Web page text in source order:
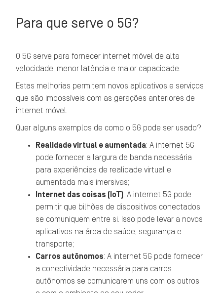
Para que serve o 5G?
O 5G serve para fornecer internet móvel de alta
velocidade, menor latência e maior capacidade.
Estas melhorias permitem novos aplicativos e serviços
que são impossíveis com as gerações anteriores de
internet móvel.
Quer alguns exemplos de como o 5G pode ser usado?
Realidade virtual e aumentada: A internet 5G
pode fornecer a largura de banda necessária
para experiências de realidade virtual e
aumentada mais imersivas;
Internet das coisas (IoT) : A internet 5G pode
permitir que bilhões de dispositivos conectados
se comuniquem entre si. Isso pode levar a novos
aplicativos na área de saúde, segurança e
transporte;
Carros autônomos: A internet 5G pode fornecer
a conectividade necessária para carros
autônomos se comunicarem uns com os outros